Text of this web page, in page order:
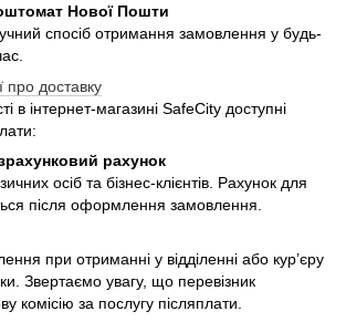
Нової Пошти
спосіб отримання замовлення у будь-
про доставку
в інтернет-магазині SafeCity доступні
рахунок
осіб та бізнес-клієнтів. Рахунок для
після оформлення замовлення.
при отриманні у відділенні або кур’єру
Звертаємо увагу, що перевізник
комісію за послугу післяплати.